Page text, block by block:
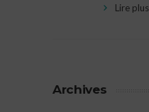
Lire plus
Archives